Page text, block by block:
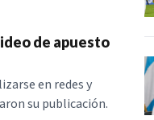
de apuesto
en redes y
su publicación.